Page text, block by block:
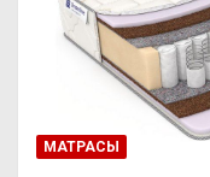
МАТРАСЫ